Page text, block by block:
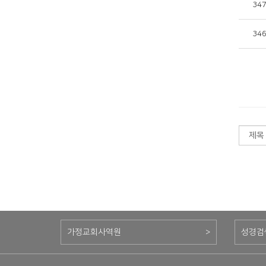
347
346
가정교회사역원 > 성경검